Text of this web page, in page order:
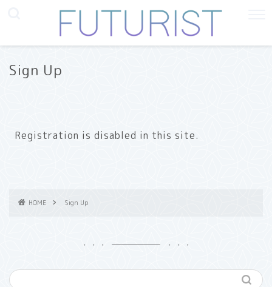
Sign Up
Registration is disabled in this site.
HOME Sign Up